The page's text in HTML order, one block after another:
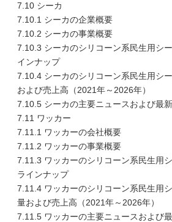
7.10 シーカ
7.10.1 シーカの企業概要
7.10.2 シーカの事業概要
7.10.3 シーカのシリコーン系民生用シ
インナップ
7.10.4 シーカのシリコーン系民生用シ
および売上高（2021年～2026年）
7.10.5 シーカの主要ニュースおよび最
7.11 ワッカー
7.11.1 ワッカーの会社概要
7.11.2 ワッカーの事業概要
7.11.3 ワッカーのシリコーン系民生用
ラインナップ
7.11.4 ワッカーのシリコーン系民生用
量および売上高（2021年～2026年）
7.11.5 ワッカーの主要ニュースおよび